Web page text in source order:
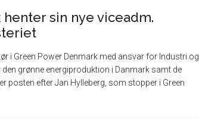
sin nye viceadm.
i Green Power Denmark med ansvar for Industri og
grønne energiproduktion i Danmark samt de
posten efter Jan Hylleberg, som stopper i Green